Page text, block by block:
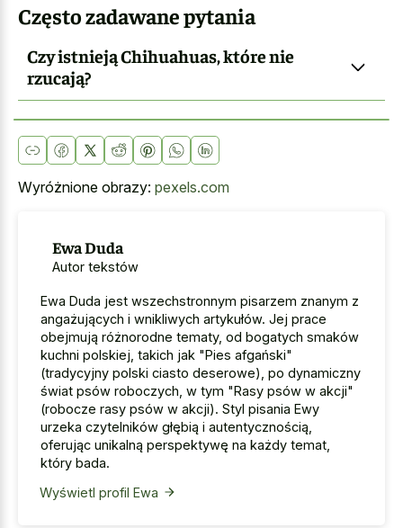
Często zadawane pytania
Czy istnieją Chihuahuas, które nie
rzucają?
Wyróżnione obrazy: pexels.com
Ewa Duda
Autor tekstów
Ewa Duda jest wszechstronnym pisarzem znanym z
angażujących i wnikliwych artykułów. Jej prace
obejmują różnorodne tematy, od bogatych smaków
kuchni polskiej, takich jak "Pies afgański"
(tradycyjny polski ciasto deserowe), po dynamiczny
świat psów roboczych, w tym "Rasy psów w akcji"
(robocze rasy psów w akcji). Styl pisania Ewy
urzeka czytelników głębią i autentycznością,
oferując unikalną perspektywę na każdy temat,
który bada.
Wyświetl profil Ewa